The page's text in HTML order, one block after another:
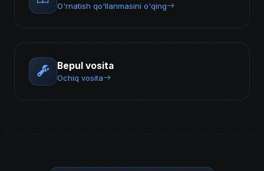
O'rnatish qo'llanmasini o'qing
Bepul vosita
Ochiq vosita